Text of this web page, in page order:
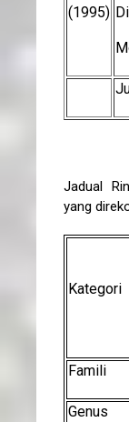
(1995)
Jadual
yang
Kategori
Famili
Genus